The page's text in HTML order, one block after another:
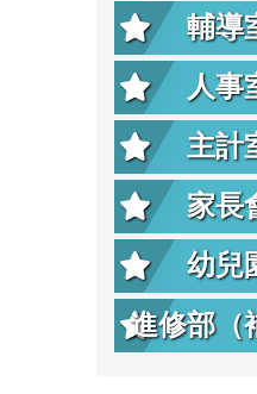
輔導
人事
主計
家長
幼兒
進修部（